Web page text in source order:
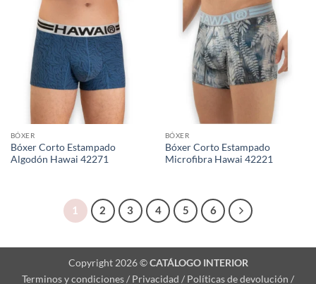
BÓXER
Bóxer Corto Estampado
Algodón Hawai 42271
BÓXER
Bóxer Corto Estampado
Microfibra Hawai 42221
1 2 3 4 5 6
Copyright 2026 ©CATÁLOGO INTERIOR
Terminos y condiciones / Privacidad / Políticas de devolución /